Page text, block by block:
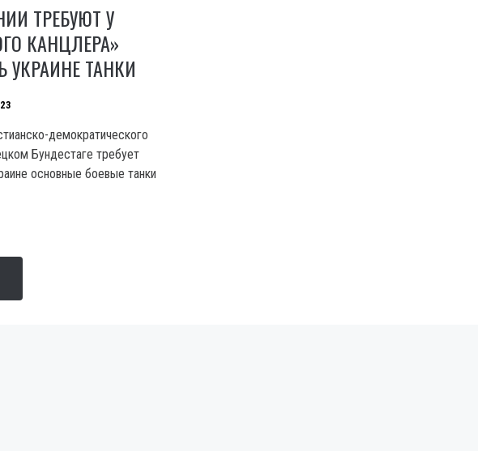
ТРЕБУЮТ У
КАНЦЛЕРА»
УКРАИНЕ ТАНКИ
демократического
Бундестаге требует
основные боевые танки